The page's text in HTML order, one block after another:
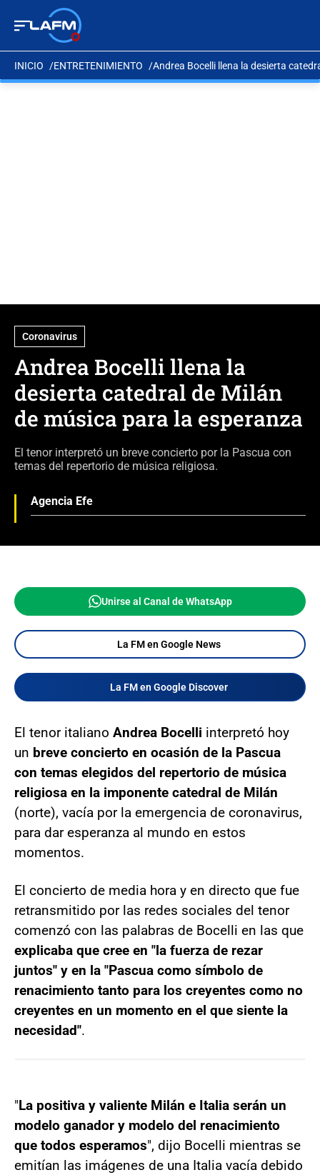
INICIO ENTRETENIMIENTO Andrea Bocelli llena la desierta
Coronavirus
Andrea Bocelli llena la
desierta catedral de Milán
de música para la esperanza
El tenor interpretó un breve concierto por la Pascua con
temas del repertorio de música religiosa.
Agencia Efe
Unirse al Canal de WhatsApp
La FM en Google News
La FM en Google Discover
El tenor italiano Andrea Bocelli interpretó hoy
un breve concierto en ocasión de la Pascua
con temas elegidos del repertorio de música
religiosa en la imponente catedral de Milán
(norte), vacía por la emergencia de coronavirus,
para dar esperanza al mundo en estos
momentos.
El concierto de media hora y en directo que fue
retransmitido por las redes sociales del tenor
comenzó con las palabras de Bocelli en las que
explicaba que cree en "la fuerza de rezar
juntos" y en la "Pascua como símbolo de
renacimiento tanto para los creyentes como no
creyentes en un momento en el que siente la
necesidad".
"La positiva y valiente Milán e Italia serán un
modelo ganador y modelo del renacimiento
que todos esperamos", dijo Bocelli mientras se
emitían las imágenes de una Italia vacía debido